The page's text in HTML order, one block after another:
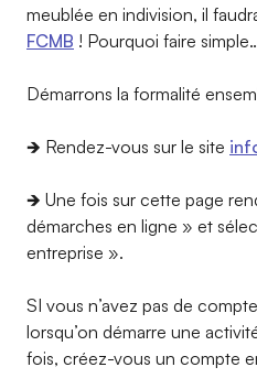
meublée en indivision, il
FCMB ! Pourquoi faire
Démarrons la formalité
🡺 Rendez-vous sur le site
🡺 Une fois sur cette page
démarches en ligne » et
entreprise ».
SI vous n’avez pas de
lorsqu’on démarre une
fois, créez-vous un compte